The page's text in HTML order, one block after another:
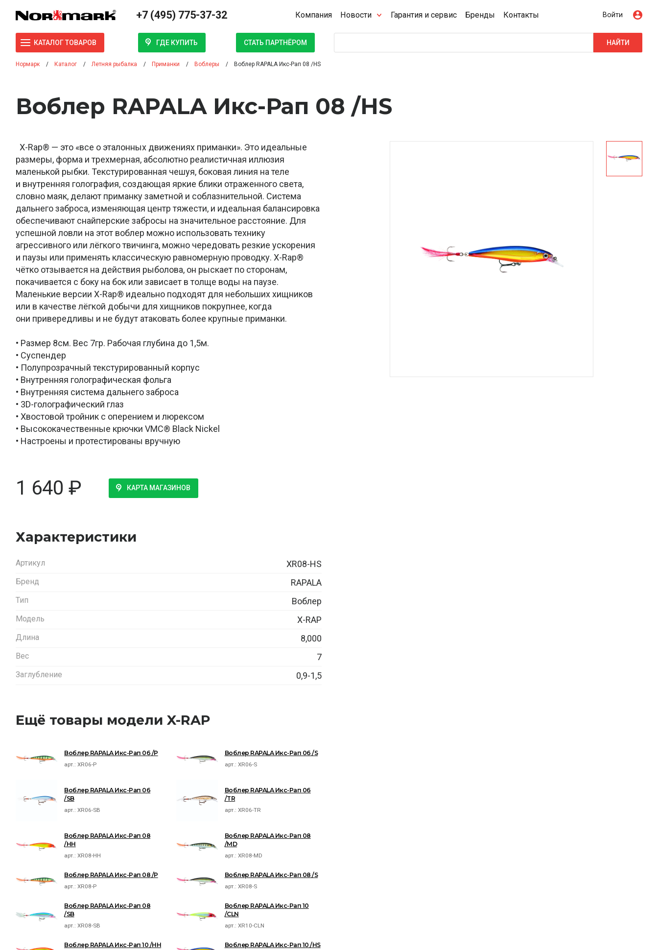
+7 (495) 775-37-32 Компания Новости Гарантия и сервис Бренды Контакты Войти
КАТАЛОГ ТОВАРОВ ГДЕ КУПИТЬ СТАТЬ ПАРТНЁРОМ НАЙТИ
Нормарк Каталог Летняя рыбалка Приманки Воблеры Воблер RAPALA Икс-Рап 08 /HS
Воблер RAPALA Икс-Рап 08 /HS
X-Rap® — это «все о эталонных движениях приманки». Это идеальные
размеры, форма и трехмерная, абсолютно реалистичная иллюзия
маленькой рыбки. Текстурированная чешуя, боковая линия на теле
и внутренняя голография, создающая яркие блики отраженного света,
словно маяк, делают приманку заметной и соблазнительной. Система
дальнего заброса, изменяющая центр тяжести, и идеальная балансировка
обеспечивают снайперские забросы на значительное расстояние. Для
успешной ловли на этот воблер можно использовать технику
агрессивного или лёгкого твичинга, можно чередовать резкие ускорения
и паузы или применять классическую равномерную проводку. X-Rap®
чётко отзывается на действия рыболова, он рыскает по сторонам,
покачивается с боку на бок или зависает в толще воды на паузе.
Маленькие версии X-Rap® идеально подходят для небольших хищников
или в качестве лёгкой добычи для хищников покрупнее, когда
они привередливы и не будут атаковать более крупные приманки.
• Размер 8см. Вес 7гр. Рабочая глубина до 1,5м.
• Суспендер
• Полупрозрачный текстурированный корпус
• Внутренняя голографическая фольга
• Внутренняя система дальнего заброса
• 3D-голографический глаз
• Хвостовой тройник с оперением и люрексом
• Высококачественные крючки VMC® Black Nickel
• Настроены и протестированы вручную
1 640 ₽ КАРТА МАГАЗИНОВ
Характеристики
Артикул XR08-HS
Бренд RAPALA
Тип Воблер
Модель X-RAP
Длина 8,000
Вес 7
Заглубление 0,9-1,5
Ещё товары модели X-RAP
Воблер RAPALA Икс-Рап 06 /P
арт.:XR06-P
Воблер RAPALA Икс-Рап 06 /S
арт.: XR06-S
Воблер RAPALA Икс-Рап 06
/SB
арт.:XR06-SB
Воблер RAPALA Икс-Рап 06
/TR
арт.: XR06-TR
Воблер RAPALA Икс-Рап 08
/HH
арт.:XR08-HH
Воблер RAPALA Икс-Рап 08
/MD
арт.: XR08-MD
Воблер RAPALA Икс-Рап 08 /P
арт.:XR08-P
Воблер RAPALA Икс-Рап 08 /S
арт.: XR08-S
Воблер RAPALA Икс-Рап 08
/SB
арт.:XR08-SB
Воблер RAPALA Икс-Рап 10
/CLN
арт.: XR10-CLN
Воблер RAPALA Икс-Рап 10 /HH Воблер RAPALA Икс-Рап 10 /HS